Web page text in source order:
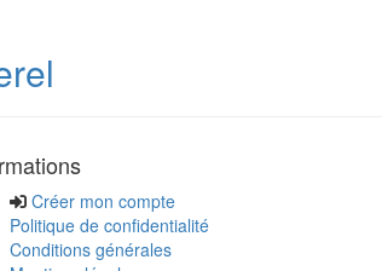
Créer mon compte
Politique de confidentialité
Conditions générales